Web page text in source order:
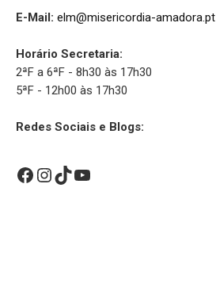
E-Mail: elm@misericordia-amadora.pt
Horário Secretaria:
2ªF a 6ªF - 8h30 às 17h30
5ªF - 12h00 às 17h30
Redes Sociais e Blogs:
Facebook
Instagram
TikTok
YouTube